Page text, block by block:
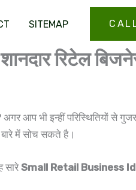
SITEMAP
रिटेल
अगर आप भी इन्हीं परिस्थितियों से
में सोच सकते है।
सारेSmall Retail Business